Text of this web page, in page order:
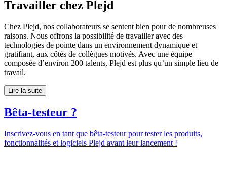
Travailler chez Plejd
Chez Plejd, nos collaborateurs se sentent bien pour de nombreuses
raisons. Nous offrons la possibilité de travailler avec des
technologies de pointe dans un environnement dynamique et
gratifiant, aux côtés de collègues motivés. Avec une équipe
composée d’environ 200 talents, Plejd est plus qu’un simple lieu de
travail.
Lire la suite
Bêta-testeur ?
Inscrivez-vous en tant que bêta-testeur pour tester les produits,
fonctionnalités et logiciels Plejd avant leur lancement !